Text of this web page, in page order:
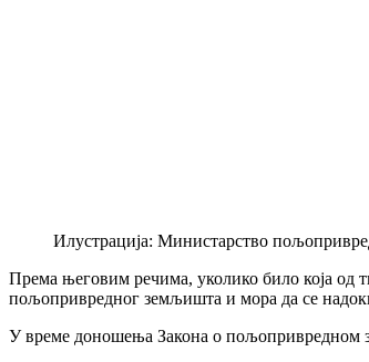
Илустрација: Министарство
Према његовим речима, уколико било која од
пољопривредног земљишта и мора да се
У време доношења Закона о пољопривредном